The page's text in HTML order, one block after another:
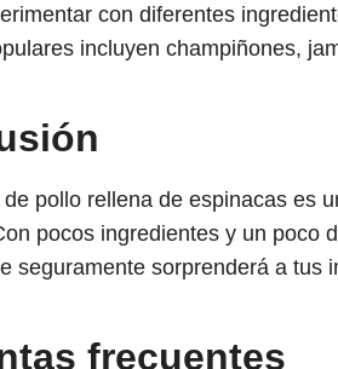
con diferentes
incluyen champiñones,
pollo rellena de espinacas es
pocos ingredientes y un poco
seguramente sorprenderá a tus
frecuentes